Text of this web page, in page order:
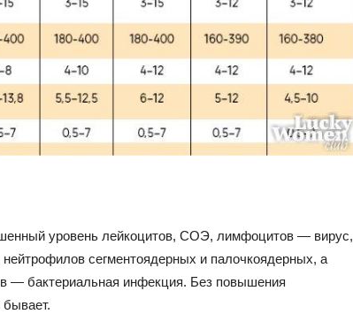
уровень лейкоцитов, СОЭ, лимфоцитов — вирус,
сегментоядерных и палочкоядерных, а
— бактериальная инфекция. Без повышения